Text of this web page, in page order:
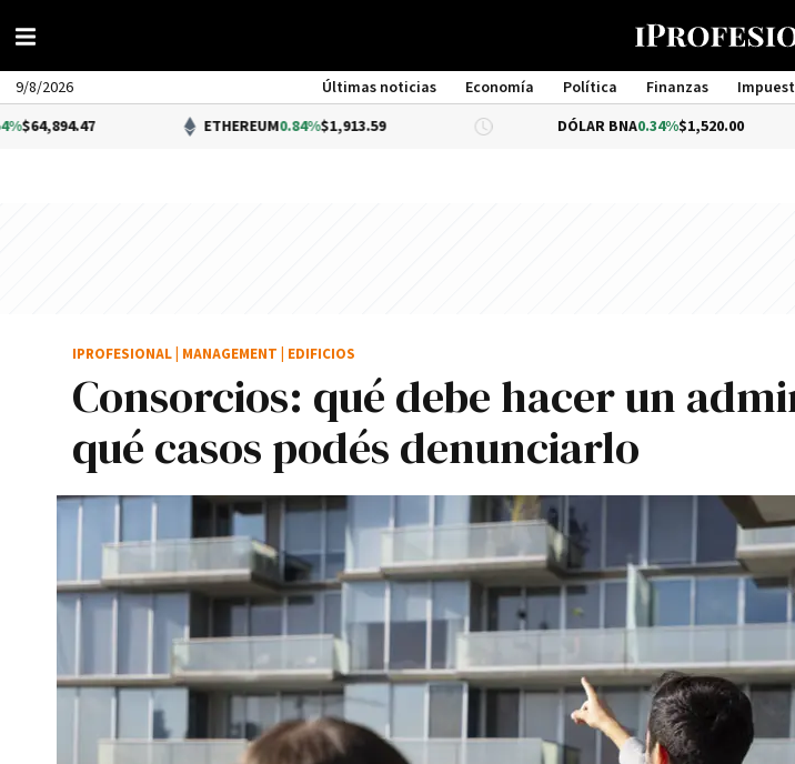
9/8/2026 Últimas noticias Economía Política Finanzas
Management
ETHEREUM 0.84%$1,913.59 DÓLAR BNA 0.34%$1,520.00
Consorcios: qué debe hacer un
qué casos podés denunciarlo
IPROFESIONAL MANAGEMENT EDIFICIOS